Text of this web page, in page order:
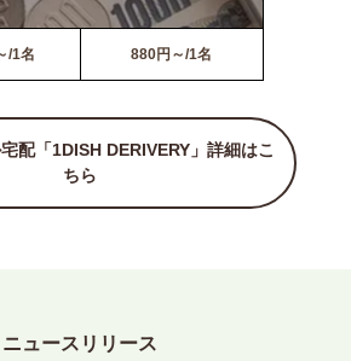
/1名 880円～/1名
配「1DISH DERIVERY」詳細はこ
ちら
ニュースリリース